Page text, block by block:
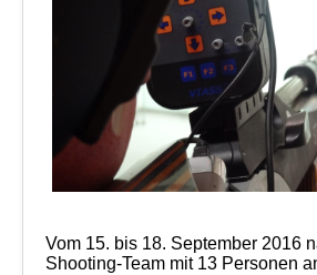
Vom 15. bis 18. September 2016
Shooting-Team mit 13 Personen